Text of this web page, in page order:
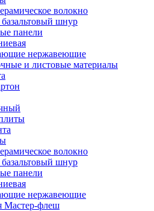
волокно
шнур
панели
нержавеющие
и листовые материалы
волокно
шнур
панели
нержавеющие
Мастер-флеш